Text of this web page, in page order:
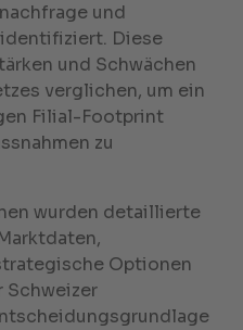
und
Diese
und Schwächen
verglichen, um ein
Filial-Footprint
zu
wurden detaillierte
Optionen
Schweizer